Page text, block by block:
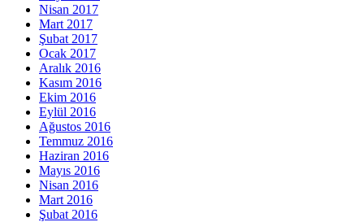
Nisan 2017
Mart 2017
Şubat 2017
Ocak 2017
Aralık 2016
Kasım 2016
Ekim 2016
Eylül 2016
Ağustos 2016
Temmuz 2016
Haziran 2016
Mayıs 2016
Nisan 2016
Mart 2016
Şubat 2016